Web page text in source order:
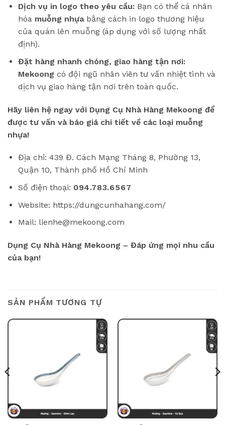
Dịch vụ in logo theo yêu cầu:Bạn có thể cá nhân
hóa muỗng nhựabằng cách in logo thương hiệu
của quán lên muỗng (áp dụng với số lượng nhất
định).
Đặt hàng nhanh chóng, giao hàng tận nơi:
Mekoong có đội ngũ nhân viên tư vấn nhiệt tình và
dịch vụ giao hàng tận nơi trên toàn quốc.
Hãy liên hệ ngay với Dụng Cụ Nhà Hàng Mekoong để
được tư vấn và báo giá chi tiết về các loại muỗng
nhựa!
Địa chỉ: 439 Đ. Cách Mạng Tháng 8, Phường 13,
Quận 10, Thành phố Hồ Chí Minh
Số điện thoại: 094.783.6567
Website: https://dungcunhahang.com/
Mail: lienhe@mekoong.com
Dụng Cụ Nhà Hàng Mekoong – Đáp ứng mọi nhu cầu
của bạn!
SẢN PHẨM TƯƠNG TỰ